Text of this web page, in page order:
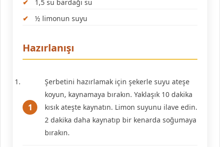
1,5 su bardağı su
½ limonun suyu
Hazırlanışı
Şerbetini hazırlamak için şekerle suyu ateşe
koyun, kaynamaya bırakın. Yaklaşık 10 dakika
kısık ateşte kaynatın. Limon suyunu ilave edin.
2 dakika daha kaynatıp bir kenarda soğumaya
bırakın.